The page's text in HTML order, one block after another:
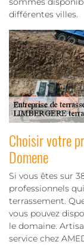
différentes villes.
Choisir votre
Domene
Si vous êtes sur
professionnels
terrassement.
vous pouvez
le domaine.
service chez